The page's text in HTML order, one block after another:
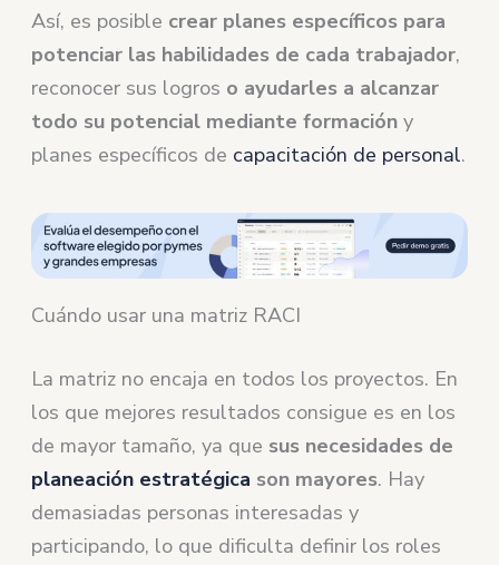
Así, es posible crear planes específicos para
potenciar las habilidades de cada trabajador,
reconocer sus logros o ayudarles a alcanzar
todo su potencial mediante formación y
planes específicos de capacitación de personal.
Cuándo usar una matriz RACI
La matriz no encaja en todos los proyectos. En
los que mejores resultados consigue es en los
de mayor tamaño, ya que sus necesidades de
planeación estratégica son mayores. Hay
demasiadas personas interesadas y
participando, lo que dificulta definir los roles